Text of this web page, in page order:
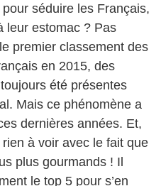
séduire les Français,
leur estomac ? Pas
premier classement des
en 2015, des
été présentes
Mais ce phénomène a
dernières années. Et,
à voir avec le fait que
plus gourmands ! Il
le top 5 pour s’en